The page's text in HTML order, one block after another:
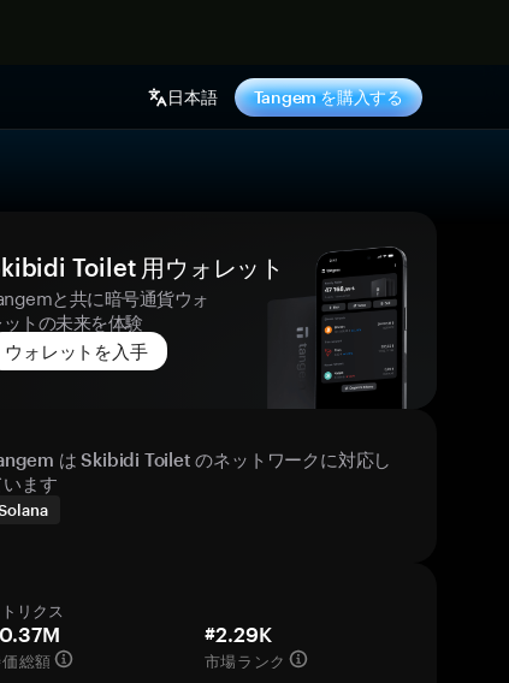
日本語 Tangem を購入する
Toilet 用ウォレット
と共に暗号通貨ウォ
ットの未来を体験
ウォレットを入手
は Skibidi Toilet のネットワークに対応し
います
トリクス
総額
#2.29K
市場ランク